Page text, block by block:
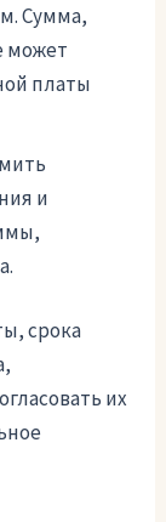
Сумма,
может
платы
и
срока
их